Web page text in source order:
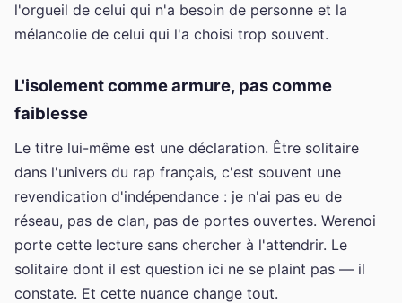
l'orgueil de celui qui n'a besoin de personne et la
mélancolie de celui qui l'a choisi trop souvent.
L'isolement comme armure, pas comme
faiblesse
Le titre lui-même est une déclaration. Être solitaire
dans l'univers du rap français, c'est souvent une
revendication d'indépendance : je n'ai pas eu de
réseau, pas de clan, pas de portes ouvertes. Werenoi
porte cette lecture sans chercher à l'attendrir. Le
solitaire dont il est question ici ne se plaint pas — il
constate. Et cette nuance change tout.